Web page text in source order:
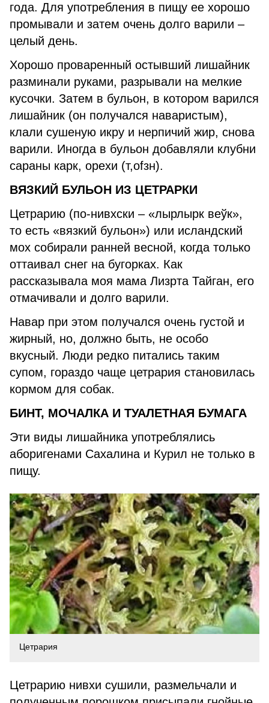
года. Для употребления в пищу ее хорошо
промывали и затем очень долго варили –
целый день.
Хорошо проваренный остывший лишайник
разминали руками, разрывали на мелкие
кусочки. Затем в бульон, в котором варился
лишайник (он получался наваристым),
клали сушеную икру и нерпичий жир, снова
варили. Иногда в бульон добавляли клубни
сараны карк, орехи (т,оfзн).
ВЯЗКИЙ БУЛЬОН ИЗ ЦЕТРАРКИ
Цетрарию (по-нивхски – «лырлырк веўк»,
то есть «вязкий бульон») или исландский
мох собирали ранней весной, когда только
оттаивал снег на бугорках. Как
рассказывала моя мама Лизрта Тайган, его
отмачивали и долго варили.
Навар при этом получался очень густой и
жирный, но, должно быть, не особо
вкусный. Люди редко питались таким
супом, гораздо чаще цетрария становилась
кормом для собак.
БИНТ, МОЧАЛКА И ТУАЛЕТНАЯ БУМАГА
Эти виды лишайника употреблялись
аборигенами Сахалина и Курил не только в
пищу.
Цетрария
Цетрарию нивхи сушили, размельчали и